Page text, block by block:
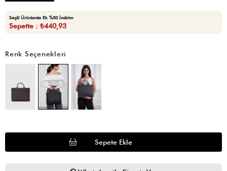
Seçili Ürünlerde Ek %30 İndirim
Sepette : ₺440,93
Renk Seçenekleri